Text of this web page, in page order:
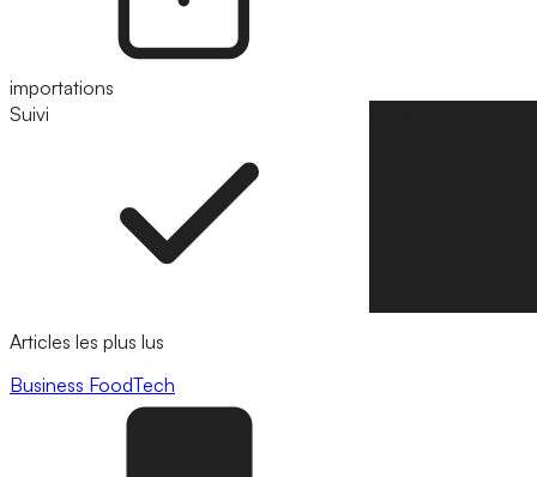
importations
Suivi
Articles les plus lus
Business FoodTech